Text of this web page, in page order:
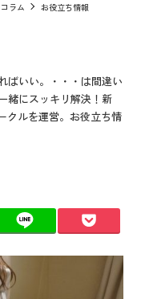
ラム
お役立ち情報
ばいい。・・・は間違い
緒にスッキリ解決！新
クルを運営。お役立ち情